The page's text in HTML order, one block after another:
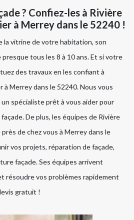
? Confiez-les à Rivière
à Merrey dans le 52240 !
la vitrine de votre habitation, son
tous les 8 à 10 ans. Et si votre
des travaux en les confiant à
à Merrey dans le 52240. Nous vous
spécialiste prêt à vous aider pour
De plus, les équipes de Rivière
de chez vous à Merrey dans le
vos projets, réparation de façade,
façade. Ses équipes arrivent
résoudre vos problèmes rapidement
gratuit !